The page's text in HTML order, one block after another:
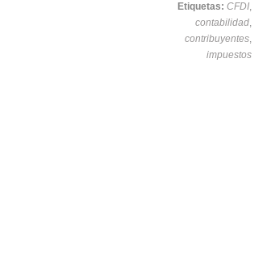
Etiquetas: CFDI,
contabilidad,
contribuyentes,
impuestos